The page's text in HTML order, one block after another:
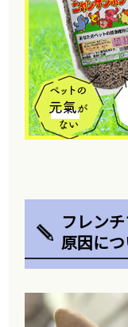
フレン
原因に